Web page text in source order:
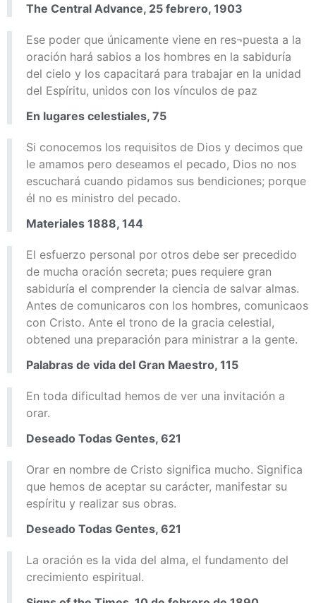
The Central Advance, 25 febrero, 1903
Ese poder que únicamente viene en res¬puesta a la
oración hará sabios a los hombres en la sabiduría
del cielo y los capacitará para trabajar en la unidad
del Espíritu, unidos con los vínculos de paz
En lugares celestiales, 75
Si conocemos los requisitos de Dios y decimos que
le amamos pero deseamos el pecado, Dios no nos
escuchará cuando pidamos sus bendiciones; porque
él no es ministro del pecado.
Materiales 1888, 144
El esfuerzo personal por otros debe ser precedido
de mucha oración secreta; pues requiere gran
sabiduría el comprender la ciencia de salvar almas.
Antes de comunicaros con los hombres, comunicaos
con Cristo. Ante el trono de la gracia celestial,
obtened una preparación para ministrar a la gente.
Palabras de vida del Gran Maestro, 115
En toda dificultad hemos de ver una invitación a
orar.
Deseado Todas Gentes, 621
Orar en nombre de Cristo significa mucho. Significa
que hemos de aceptar su carácter, manifestar su
espíritu y realizar sus obras.
Deseado Todas Gentes, 621
La oración es la vida del alma, el fundamento del
crecimiento espiritual.